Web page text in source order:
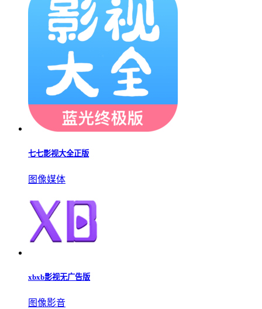
七七影视大全正版
图像媒体
xbxb影视无广告版
图像影音